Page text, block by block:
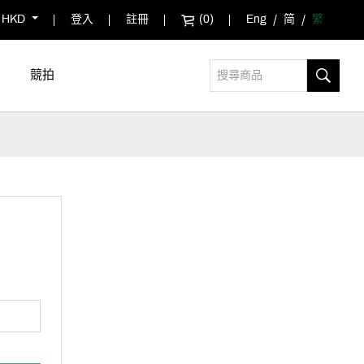
HKD 登入 註冊 (0) Eng 简 繁
競拍